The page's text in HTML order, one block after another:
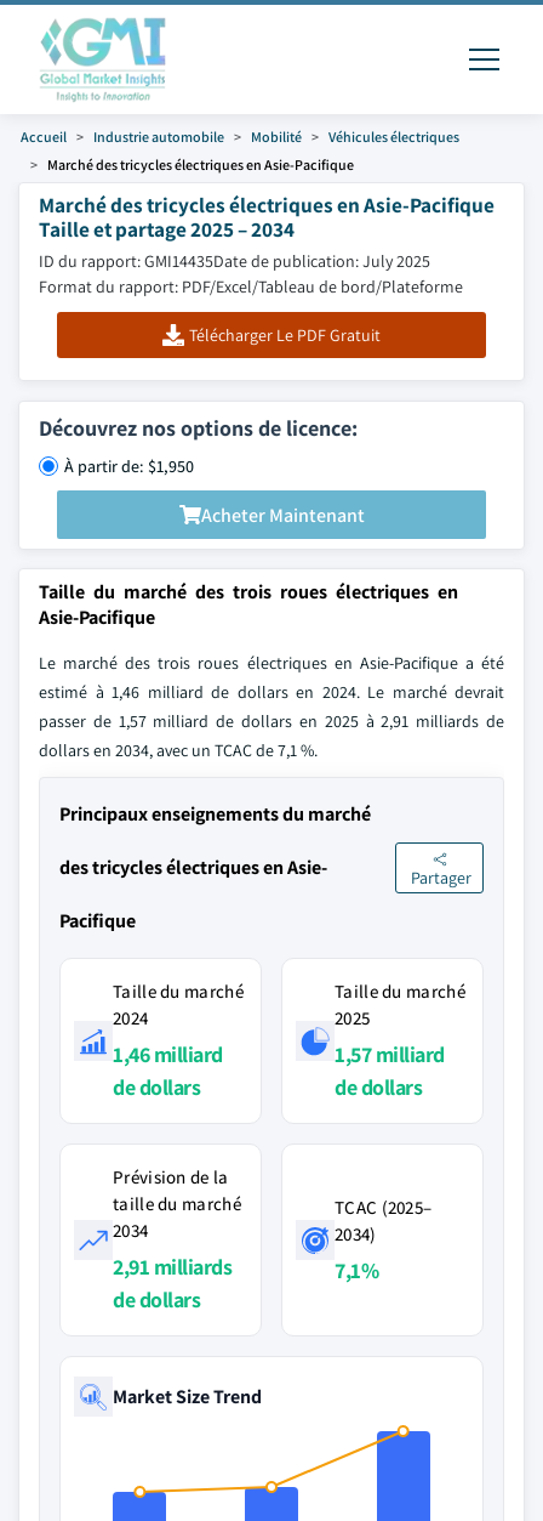
Accueil Industrie automobile Mobilité
Véhicules électriques
Marché des tricycles électriques en Asie-Pacifique
Marché des tricycles électriques en Asie-Pacifique
Taille et partage 2025 – 2034
ID du rapport: GMI14435Date de publication: July 2025
Format du rapport: PDF/Excel/Tableau de bord/Plateforme
Télécharger Le PDF Gratuit
Découvrez nos options de licence:
À partir de: $1,950
Acheter Maintenant
Taille du marché des trois roues électriques en
Asie-Pacifique
Le marché des trois roues électriques en Asie-Pacifique a été
estimé à 1,46 milliard de dollars en 2024. Le marché devrait
passer de 1,57 milliard de dollars en 2025 à 2,91 milliards de
dollars en 2034, avec un TCAC de 7,1 %.
Principaux enseignements du marché
des tricycles électriques en Asie-
Pacifique
Partager
Taille du marché
2024
1,46 milliard
de dollars
Taille du marché
2025
1,57 milliard
de dollars
Prévision de la
taille du marché
2034
2,91 milliards
de dollars
TCAC (2025–
2034)
7,1%
Market Size Trend